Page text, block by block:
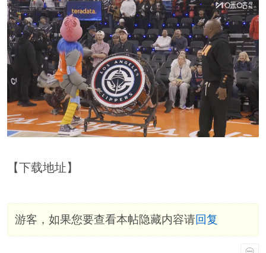
【下载地址】
游客，如果您要查看本帖隐藏内容请回复